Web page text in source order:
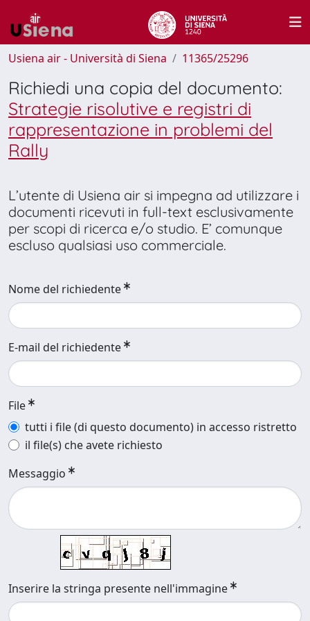
Usiena air - Università di Siena 11365/25296
Richiedi una copia del documento:
Strategie risolutive e registri di
rappresentazione in problemi del
Rally
L’utente di Usiena air si impegna ad utilizzare i
documenti ricevuti in full-text esclusivamente
per scopi di ricerca e/o studio. E’ comunque
escluso qualsiasi uso commerciale.
Nome del richiedente
E-mail del richiedente
File
tutti i file (di questo documento) in accesso ristretto
il file(s) che avete richiesto
Messaggio
Inserire la stringa presente nell'immagine